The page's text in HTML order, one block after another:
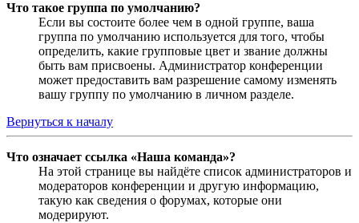
Что такое группа по умолчанию?
Если вы состоите более чем в одной группе, ваша
группа по умолчанию используется для того, чтобы
определить, какие групповые цвет и звание должны
быть вам присвоены. Администратор конференции
может предоставить вам разрешение самому изменять
вашу группу по умолчанию в личном разделе.
Вернуться к началу
Что означает ссылка «Наша команда»?
На этой странице вы найдёте список администраторов и
модераторов конференции и другую информацию,
такую как сведения о форумах, которые они
модерируют.